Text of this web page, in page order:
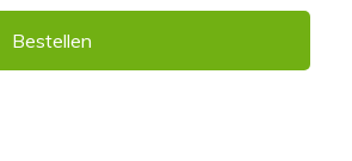
Bestellen